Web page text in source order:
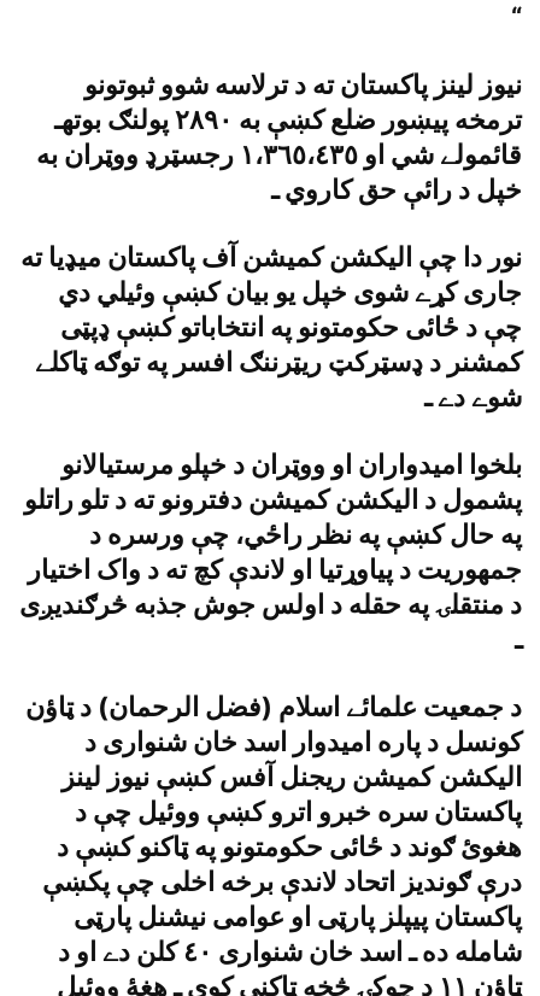
“
نيوز لينز پاکستان ته د ترلاسه شوو ثبوتونو
ترمخه پيښور ضلع کښې به ٢٨٩٠ پولنګ بوتهـ
قائمولے شي او ١،٣٦٥،٤٣٥ رجسټرډ ووټران به
خپل د رائې حق کاروي ـ
نور دا چې اليکشن کميشن آف پاکستان ميډيا ته
جارى کړے شوى خپل يو بيان کښې وئيلي دي
چې د ځائى حکومتونو په انتخاباتو کښې ډپټى
کمشنر د ډسټرکټ ريټرننګ افسر په توګه ټاکلے
شوے دے ـ
بلخوا اميدواران او ووټران د خپلو مرستيالانو
پشمول د اليکشن کميشن دفترونو ته د تلو راتلو
په حال کښې په نظر راځي، چې ورسره د
جمهوريت د پياوړتيا او لاندې کچ ته د واک اختيار
د منتقلۍ په حقله د اولس جوش جذبه څرګنديږى
ـ
د جمعيت علمائے اسلام (فضل الرحمان) د ټاؤن
کونسل د پاره اميدوار اسد خان شنوارى د
اليکشن کميشن ريجنل آفس کښې نيوز لينز
پاکستان سره خبرو اترو کښې ووئيل چې د
هغوئ ګوند د ځائى حکومتونو په ټاکنو کښې د
درې ګونديز اتحاد لاندې برخه اخلى چې پکښې
پاکستان پيپلز پارټى او عوامى نيشنل پارټى
شامله ده ـ اسد خان شنوارى ٤٠ کلن دے او د
ټاؤن ١١ د چوکۍ څخه ټاکنې کوي ـ هغۀ ووئيل